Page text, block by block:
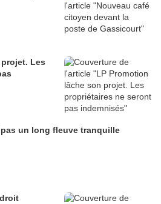
Les
un long fleuve tranquille